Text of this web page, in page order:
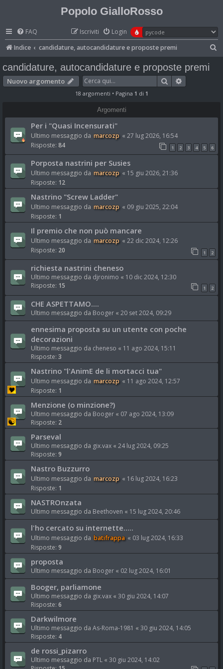
Popolo GialloRosso
FAQ Login
Iscriviti
Indice
candidature, autocandidature e proposte premi
candidature, autocandidature e proposte premi
Nuovo argomento Cerca
18 argomenti • Pagina 1 di 1
Argomenti
Per i "Quasi Incensurati"
Ultimo messaggio da marcozp « 27 lug 2026, 16:54
Risposte: 84 1 2 3 4 5 6
Porposta nastrini per Susies
Ultimo messaggio da marcozp « 15 giu 2026, 21:36
Risposte: 12
Nastrino "Screw Ladder"
Ultimo messaggio da marcozp « 09 giu 2025, 22:04
Risposte: 1
Il premio che non può mancare
Ultimo messaggio da marcozp « 22 dic 2024, 12:26
Risposte: 20 1 2
richiesta nastrini cheneso
Ultimo messaggio da djronimo « 10 dic 2024, 12:30
Risposte: 15 1 2
CHE ASPETTAMO....
Ultimo messaggio da Booger « 20 set 2024, 09:29
ennesima proposta su un utente con poche
decorazioni
Ultimo messaggio da cheneso « 11 ago 2024, 15:11
Risposte: 3
Nastrino "l'AnimE de li mortacci tua"
Ultimo messaggio da marcozp « 11 ago 2024, 12:57
Risposte: 1
Menzione (o minzione?)
Ultimo messaggio da Booger « 07 ago 2024, 13:09
Risposte: 2
Parseval
Ultimo messaggio da gix.vax « 24 lug 2024, 09:25
Risposte: 9
Nastro Buzzurro
Ultimo messaggio da marcozp « 16 lug 2024, 16:23
Risposte: 1
NASTROnzata
Ultimo messaggio da Beethoven « 15 lug 2024, 20:46
l'ho cercato su internette.....
Ultimo messaggio da batifrappa « 03 lug 2024, 16:33
Risposte: 9
proposta
Ultimo messaggio da Booger « 02 lug 2024, 16:01
Booger, parliamone
Ultimo messaggio da gix.vax « 30 giu 2024, 14:07
Risposte: 6
Darkwilmore
Ultimo messaggio da As-Roma-1981 « 30 giu 2024, 14:05
Risposte: 4
de rossi_pizarro
Ultimo messaggio da PTL « 30 giu 2024, 14:02